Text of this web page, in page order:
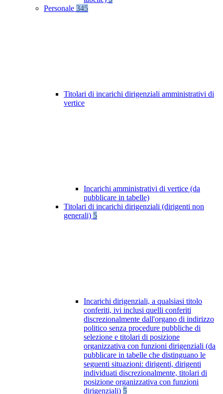
Personale 345
Titolari di incarichi dirigenziali amministrativi di
vertice
Incarichi amministrativi di vertice (da
pubblicare in tabelle)
Titolari di incarichi dirigenziali (dirigenti non
generali) 5
Incarichi dirigenziali, a qualsiasi titolo
conferiti, ivi inclusi quelli conferiti
discrezionalmente dall'organo di indirizzo
politico senza procedure pubbliche di
selezione e titolari di posizione
organizzativa con funzioni dirigenziali (da
pubblicare in tabelle che distinguano le
seguenti situazioni: dirigenti, dirigenti
individuati discrezionalmente, titolari di
posizione organizzativa con funzioni
dirigenziali) 5